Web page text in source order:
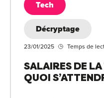
Tech
Décryptage
23/01/2025 Temps de
SALAIRES DE
QUOI